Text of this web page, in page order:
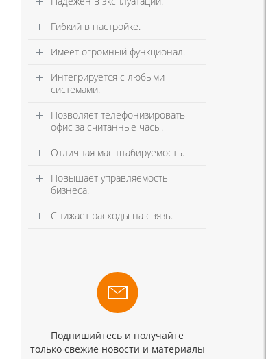
Гибкий в настройке.
Имеет огромный функционал.
Интегрируется с любыми
системами.
Позволяет телефонизировать
офис за считанные часы.
Отличная масштабируемость.
Повышает управляемость
бизнеса.
Снижает расходы на связь.
Подпишийтесь и получайте
только свежие новости и материалы